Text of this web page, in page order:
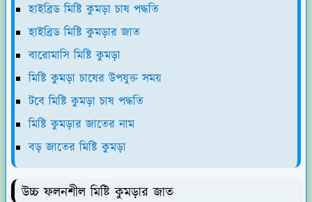
হাইব্রিড মিষ্টি কুমড়া চাষ পদ্ধতি
হাইব্রিড মিষ্টি কুমড়ার জাত
বারোমাসি মিষ্টি কুমড়া
মিষ্টি কুমড়া চাষের উপযুক্ত সময়
টবে মিষ্টি কুমড়া চাষ পদ্ধতি
মিষ্টি কুমড়ার জাতের নাম
বড় জাতের মিষ্টি কুমড়া
উচ্চ ফলনশীল মিষ্টি কুমড়ার জাত